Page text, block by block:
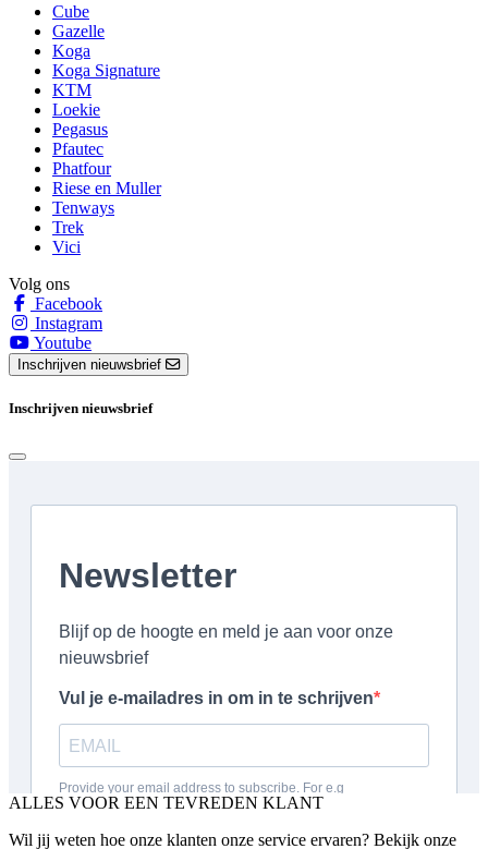
Cube
Gazelle
Koga
Koga Signature
KTM
Loekie
Pegasus
Pfautec
Phatfour
Riese en Muller
Tenways
Trek
Vici
Volg ons
Facebook
Instagram
Youtube
Inschrijven nieuwsbrief
Inschrijven nieuwsbrief
ALLES VOOR EEN TEVREDEN KLANT
Wil jij weten hoe onze klanten onze service ervaren? Bekijk onze